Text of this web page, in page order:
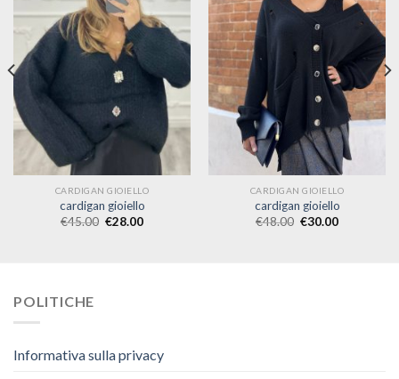
CARDIGAN GIOIELLO
cardigan gioiello
€45.00 €28.00
CARDIGAN GIOIELLO
cardigan gioiello
€48.00 €30.00
POLITICHE
Informativa sulla privacy